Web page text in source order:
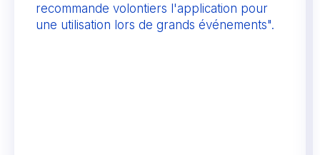
recommande volontiers l'application pour
une utilisation lors de grands événements".